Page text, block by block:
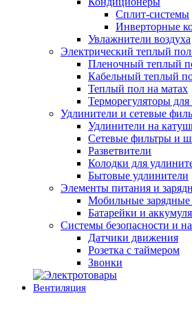
Сплит-системы
Инверторные
Увлажнители воздуха
Электрический теплый пол
Пленочный теплый
Кабельный теплый
Теплый пол на матах
Терморегуляторы
Удлинители и сетевые
Удлинители на
Сетевые фильтры и
Разветвители
Колодки для
Бытовые удлинители
Элементы питания и
Мобильные зарядные
Батарейки и
Системы безопасности и
Датчики движения
Розетка с таймером
Звонки
Вентиляция